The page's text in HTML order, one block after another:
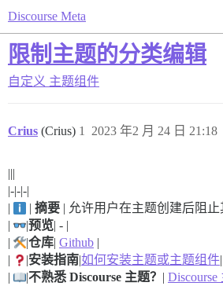
Discourse Meta
限制主题的分类编辑
自定义 主题组件
Crius (Crius) 2023 年2 月 24 日 21:18
1
|||
|-|-|-|
|
| 摘要 | 允许用户在主题创建后阻
|
|预览| - |
|
|仓库| Github |
|
|安装指南|如何安装主题或主题组件|
|
|不熟悉 Discourse 主题？ |